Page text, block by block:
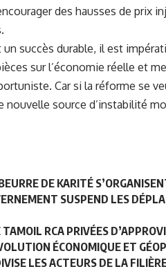
des hausses de prix
succès durable, il est
sur l’économie réelle et
Car si la réforme se
nouvelle source d’instabilité
DE KARITÉ
SUSPEND LES
RCA PRIVÉES
ÉCONOMIQUE ET
LES ACTEURS DE LA